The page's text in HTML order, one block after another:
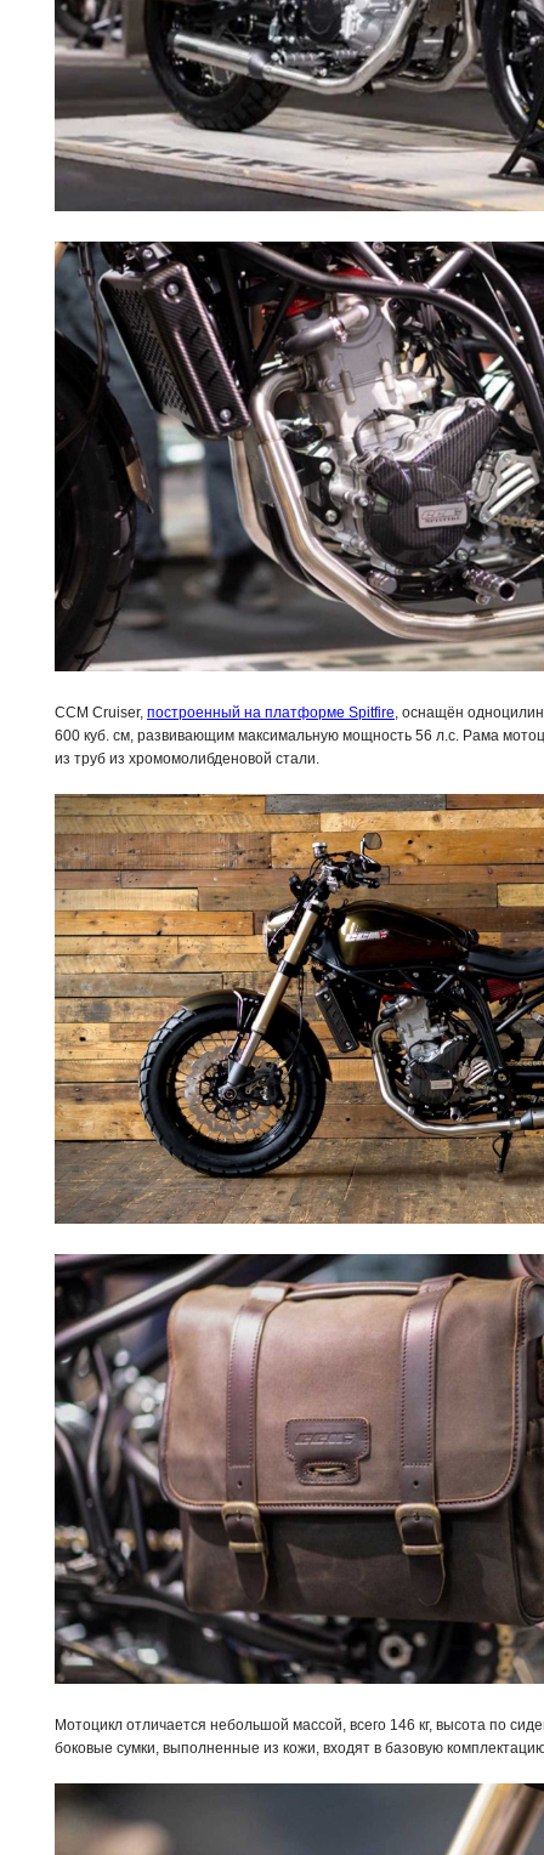
CCM Cruiser, построенный на платформе Spitfire, оснащён
600 куб. см, развивающим максимальную мощность 56 л.с. Рама
из труб из хромомолибденовой стали.
Мотоцикл отличается небольшой массой, всего 146 кг, высота по
боковые сумки, выполненные из кожи, входят в базовую